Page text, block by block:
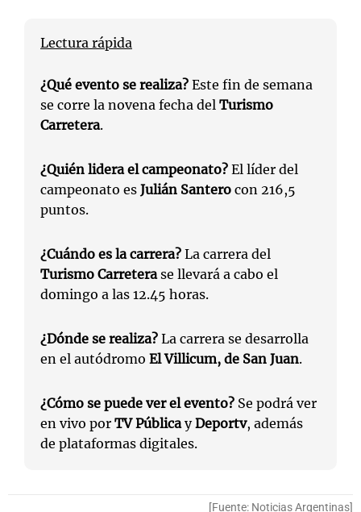
Lectura rápida
¿Qué evento se realiza? Este fin de semana
se corre la novena fecha del Turismo
Carretera.
¿Quién lidera el campeonato? El líder del
campeonato es Julián Santero con 216,5
puntos.
¿Cuándo es la carrera? La carrera del
Turismo Carreterase llevará a cabo el
domingo a las 12.45 horas.
¿Dónde se realiza? La carrera se desarrolla
en el autódromo El Villicum, de San Juan.
¿Cómo se puede ver el evento? Se podrá ver
en vivo por TV PúblicayDeportv, además
de plataformas digitales.
[Fuente: Noticias Argentinas]